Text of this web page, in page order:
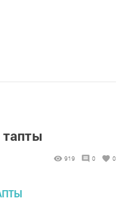
тапты
919 0 0